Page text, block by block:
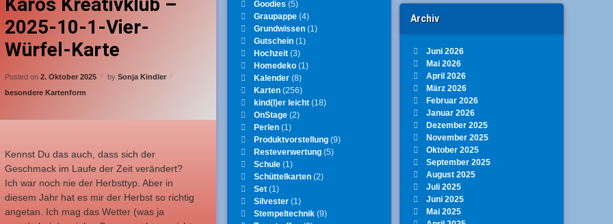
2025-10-1-Vier-
Würfel-Karte
Posted on2. Oktober 2025 bySonja Kindler
Categories:
besondere Kartenform
Kennst Du das auch, dass sich der
Geschmack im Laufe der Zeit verändert?
Ich war noch nie der Herbsttyp. Aber in
diesem Jahr hat es mir der Herbst so richtig
angetan. Ich mag das Wetter (was ja
Goodies (5)
Graupappe(4)
Grundwissen(1)
Gutschein(1)
Hochzeit(3)
Homedeko(1)
Kalender(8)
Karten(256)
kind(l)er leicht(18)
OnStage(2)
Perlen(1)
Produktvorstellung(9)
Resteverwertung(5)
Schule(1)
Schüttelkarten(2)
Set(1)
Silvester(1)
Stempeltechnik(9)
Archiv
Juni 2026
Mai 2026
April 2026
März 2026
Februar 2026
Januar 2026
Dezember 2025
November 2025
Oktober 2025
September 2025
August 2025
Juli 2025
Juni 2025
Mai 2025